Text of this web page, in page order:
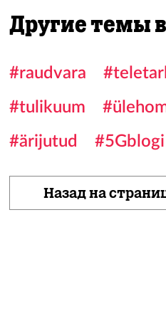
Другие темы
#raudvara
#tulikuum
#ärijutud
#5Gblogi
Назад на